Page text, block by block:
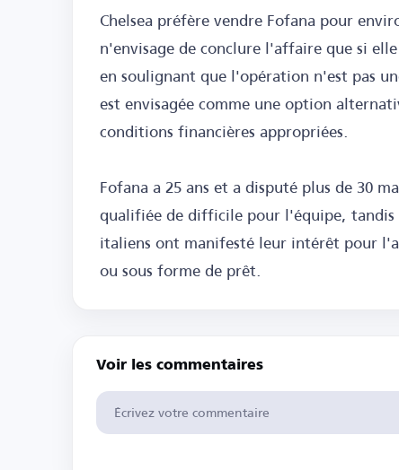
Chelsea préfère vendre Fofana pour
n'envisage de conclure l'affaire que si
en soulignant que l'opération n'est pas
est envisagée comme une option
conditions financières appropriées.
Fofana a 25 ans et a disputé plus de 30
qualifiée de difficile pour l'équipe,
italiens ont manifesté leur intérêt pour
ou sous forme de prêt.
Voir les commentaires